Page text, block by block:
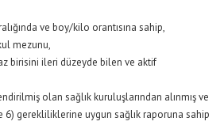
ve boy/kilo orantısına sahip,
mezunu,
birisini ileri düzeyde bilen ve aktif
olan sağlık kuruluşlarından alınmış ve
6) gerekliliklerine uygun sağlık raporuna sahip